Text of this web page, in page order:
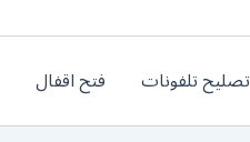
تصليح تلفونات فتح اقفال